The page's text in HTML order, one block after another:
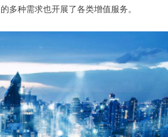
多种需求也开展了各类增值服务。